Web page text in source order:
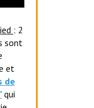
: 2
sont
et
de
qui